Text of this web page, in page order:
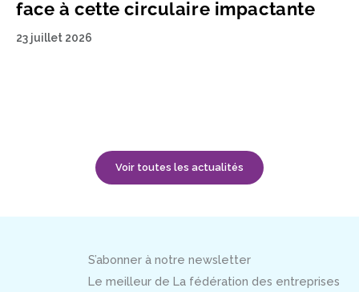
face à cette circulaire impactante
23 juillet 2026
Voir toutes les actualités
S’abonner à notre newsletter
Le meilleur de La fédération des entreprises